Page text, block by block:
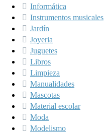
Informática
Instrumentos musicales
Jardín
Joyeria
Juguetes
Libros
Limpieza
Manualidades
Mascotas
Material escolar
Moda
Modelismo